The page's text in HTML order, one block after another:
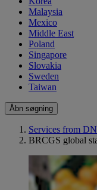
Malaysia
Mexico
Middle East
Poland
Singapore
Slovakia
Sweden
Taiwan
Åbn søgning
Services from
BRCGS global